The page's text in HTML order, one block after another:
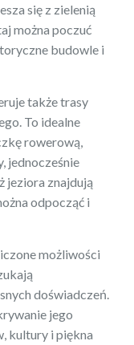
się z zielenią
można poczuć
budowle i
także trasy
To idealne
rowerową,
jednocześnie
jeziora znajdują
odpocząć i
możliwości
doświadczeń.
jego
kultury i piękna